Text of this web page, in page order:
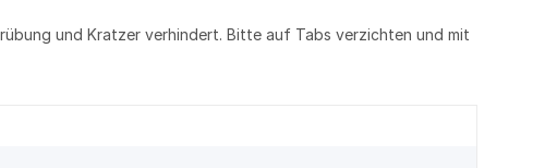
und Kratzer verhindert. Bitte auf Tabs verzichten und mit